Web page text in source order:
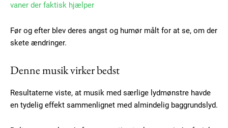
vaner der faktisk hjælper
Før og efter blev deres angst og humør målt for at se, om der
skete ændringer.
Denne musik virker bedst
Resultaterne viste, at musik med særlige lydmønstre havde
en tydelig effekt sammenlignet med almindelig baggrundslyd.